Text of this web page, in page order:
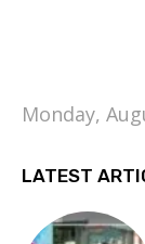
Monday,
LATEST